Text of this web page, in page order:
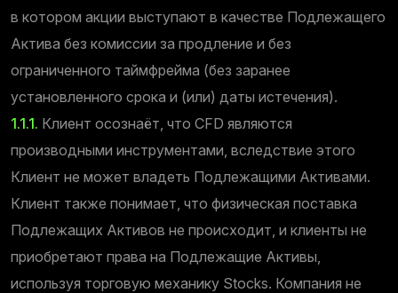
в котором акции выступают в качестве Подлежащего
Актива без комиссии за продление и без
ограниченного таймфрейма (без заранее
установленного срока и (или) даты истечения).
1.1.1. Клиент осознаёт, что CFD являются
производными инструментами, вследствие этого
Клиент не может владеть Подлежащими Активами.
Клиент также понимает, что физическая поставка
Подлежащих Активов не происходит, и клиенты не
приобретают права на Подлежащие Активы,
используя торговую механику Stocks. Компания не